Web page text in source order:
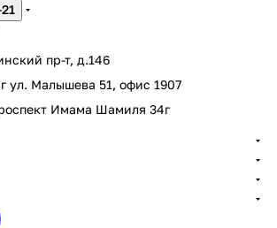
пр-т, д.146
ул. Малышева 51, офис 1907
Имама Шамиля 34г